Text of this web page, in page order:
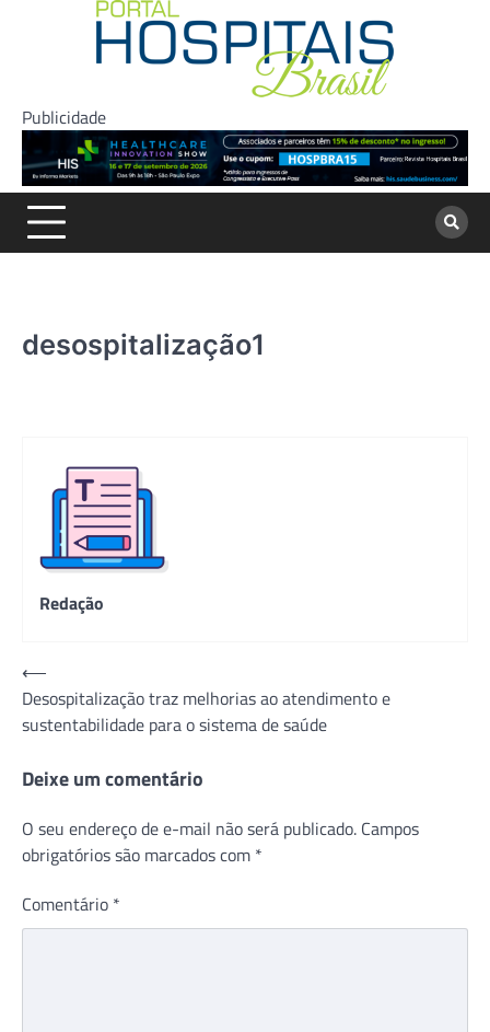
Publicidade
desospitalização1
Redação
Navegação
de
Post
⟵
Desospitalização traz melhorias ao atendimento e
sustentabilidade para o sistema de saúde
Deixe um comentário
O seu endereço de e-mail não será publicado. Campos
obrigatórios são marcados com *
Comentário *